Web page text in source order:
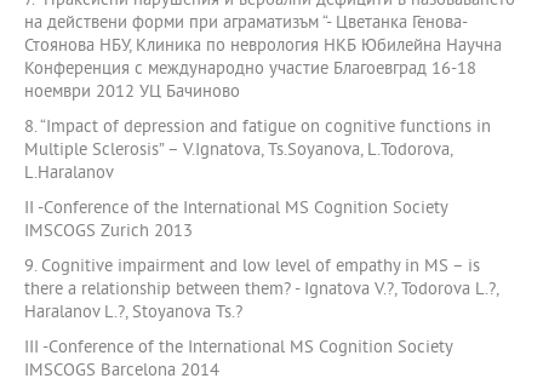
на действени форми при аграматизъм “- Цветанка Генова-
Стоянова НБУ, Клиника по неврология НКБ Юбилейна Научна
Конференция с международно участие Благоевград 16-18
ноември 2012 УЦ Бачиново
8. “Impact of depression and fatigue on cognitive functions in
Multiple Sclerosis” – V.Ignatova, Ts.Soyanova, L.Todorova,
L.Haralanov
II -Conference of the International MS Cognition Society
IMSCOGS Zurich 2013
9. Cognitive impairment and low level of empathy in MS – is
there a relationship between them? - Ignatova V.?, Todorova L.?,
Haralanov L.?, Stoyanova Ts.?
III -Conference of the International MS Cognition Society
IMSCOGS Barcelona 2014